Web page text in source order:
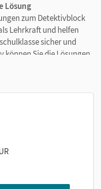
Lösung
zum Detektivblock
Lehrkraft und helfen
sicher und
Sie die Lösungen
den Kindern für die